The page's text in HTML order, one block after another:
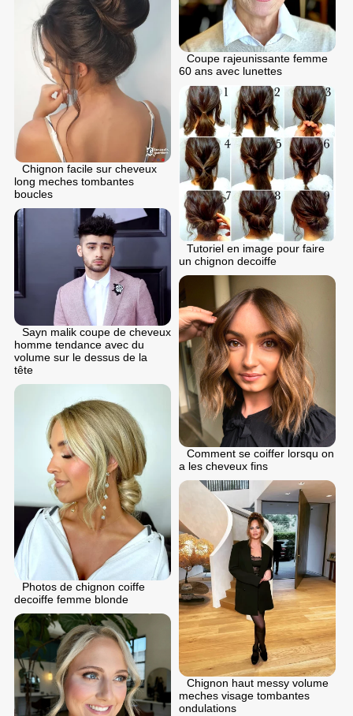
Coupe rajeunissante femme
60 ans avec lunettes
Chignon facile sur cheveux
long meches tombantes
boucles
Tutoriel en image pour faire
un chignon decoiffe
Sayn malik coupe de cheveux
homme tendance avec du
volume sur le dessus de la
tête
Comment se coiffer lorsqu on
a les cheveux fins
Photos de chignon coiffe
decoiffe femme blonde
Chignon haut messy volume
meches visage tombantes
ondulations